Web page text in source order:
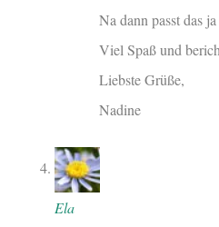
Na dann passt das
Viel Spaß und
Liebste Grüße,
Nadine
Ela